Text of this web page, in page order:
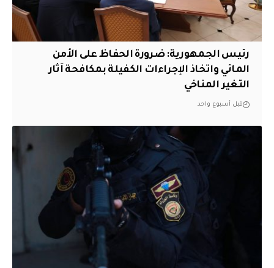
رئيس الجمهورية: ضرورة الحفاظ على الأمن
المائي واتخاذ الإجراءات الكفيلة بمكافحة آثار
التغير المناخي
قبل أسبوع واحد